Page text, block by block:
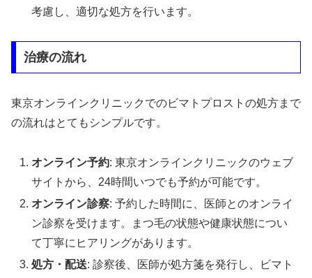
考慮し、適切な処方を行います。
治療の流れ
東京オンラインクリニックでのビマトプロストの処方まで
の流れはとてもシンプルです。
オンライン予約: 東京オンラインクリニックのウェブ
サイトから、24時間いつでも予約が可能です。
オンライン診察: 予約した時間に、医師とのオンライ
ン診察を受けます。まつ毛の状態や健康状態につい
て丁寧にヒアリングがあります。
処方・配送: 診察後、医師が処方箋を発行し、ビマト